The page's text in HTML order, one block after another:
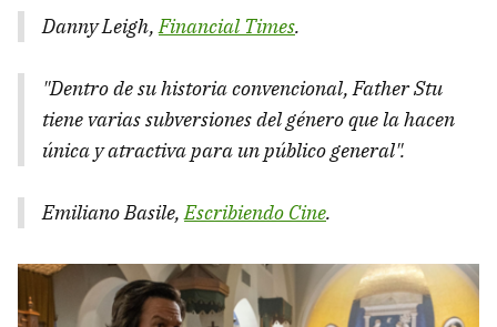
Danny Leigh,Financial Times.
"Dentro de su historia convencional,Father Stu
tiene varias subversiones del género que la hacen
única y atractiva para un público general".
Emiliano Basile,Escribiendo Cine.